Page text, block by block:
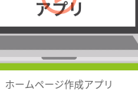
ホームページ作成アプリ